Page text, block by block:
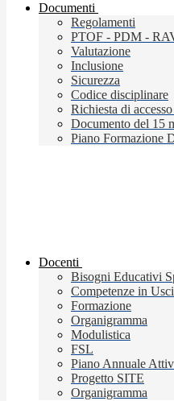
Documenti
Regolamenti
PTOF - PDM -
Valutazione
Inclusione
Sicurezza
Codice disciplinare
Richiesta di
Documento del 15
Piano Formazione
Docenti
Bisogni Educativi
Competenze in
Formazione
Organigramma
Modulistica
FSL
Piano Annuale
Progetto SITE
Organigramma